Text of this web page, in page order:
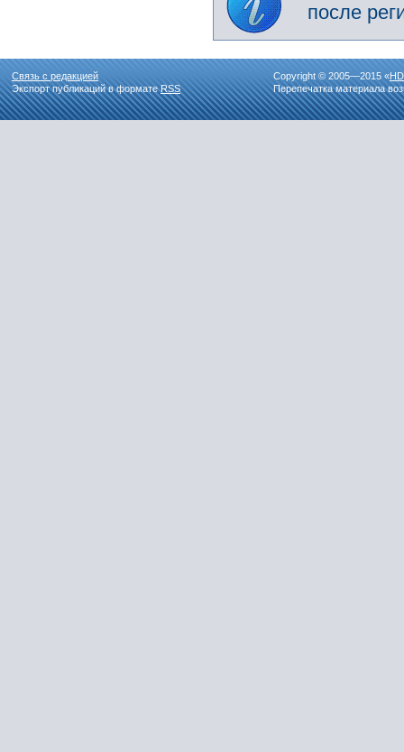
после
Связь с редакцией
Экспорт публикаций в форматеRSS
Copyright © 2005—2015 «
Перепечатка материала